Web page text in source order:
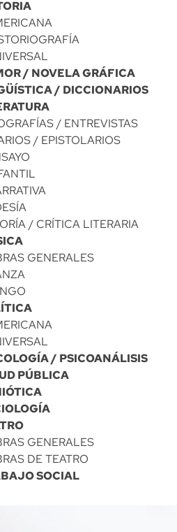
/ NOVELA GRÁFICA
/ DICCIONARIOS
/ ENTREVISTAS
/ EPISTOLARIOS
/ CRÍTICA LITERARIA
GENERALES
/ PSICOANÁLISIS
PÚBLICA
GENERALES
DE TEATRO
SOCIAL